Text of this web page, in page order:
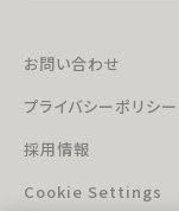
お問い合わせ
プライバシーポリシー
採用情報
Cookie Settings